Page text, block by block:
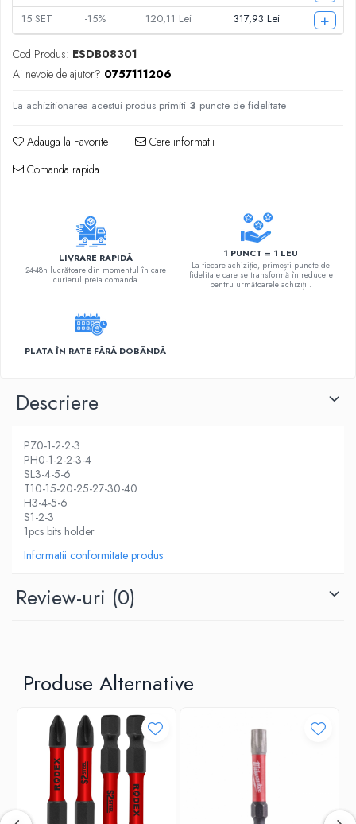
15 SET -15% 120,11 Lei 317,93 Lei +
Cod Produs: ESDB08301
Ai nevoie de ajutor? 0757111206
La achizitionarea acestui produs primiti 3 puncte de fidelitate
Adauga la Favorite
Cere informatii
Comanda rapida
LIVRARE RAPIDĂ
24-48h lucrătoare din momentul în care
curierul preia comanda
1 PUNCT = 1 LEU
La fiecare achiziție, primești puncte de
fidelitate care se transformă în reducere
pentru următoarele achiziții.
PLATA ÎN RATE FĂRĂ DOBÂNDĂ
Descriere
PZ0-1-2-2-3
PH0-1-2-2-3-4
SL3-4-5-6
T10-15-20-25-27-30-40
H3-4-5-6
S1-2-3
1pcs bits holder
Informatii conformitate produs
Review-uri (0)
Produse Alternative